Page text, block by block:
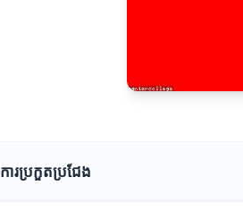
ការប្រកួតប្រជែង